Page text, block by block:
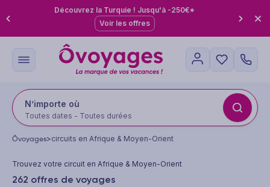
Découvrez la Turquie ! Jusqu'à -250€*
Voir les offres
N’importe où
Toutes dates - Toutes durées
Ôvoyages>circuits en Afrique & Moyen-Orient
Trouvez votre circuit en Afrique & Moyen-Orient
262 offres de voyages